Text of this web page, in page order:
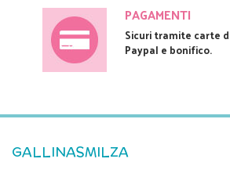
PAGAMENTI
Sicuri tramite carte
Paypal e bonifico.
GALLINASMILZA